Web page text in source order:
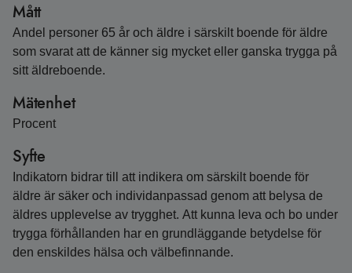
Mått
Andel personer 65 år och äldre i särskilt boende för äldre
som svarat att de känner sig mycket eller ganska trygga på
sitt äldreboende.
Mätenhet
Procent
Syfte
Indikatorn bidrar till att indikera om särskilt boende för
äldre är säker och individanpassad genom att belysa de
äldres upplevelse av trygghet. Att kunna leva och bo under
trygga förhållanden har en grundläggande betydelse för
den enskildes hälsa och välbefinnande.